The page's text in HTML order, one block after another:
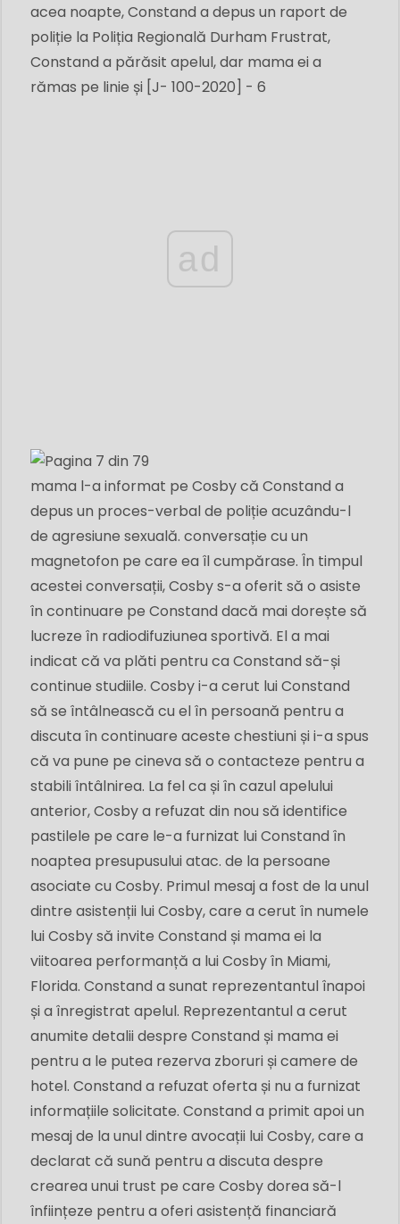
acea noapte, Constand a depus un raport de
poliție la Poliția Regională Durham Frustrat,
Constand a părăsit apelul, dar mama ei a
rămas pe linie și [J- 100-2020] - 6
ad
mama l-a informat pe Cosby că Constand a
depus un proces-verbal de poliție acuzându-l
de agresiune sexuală. conversație cu un
magnetofon pe care ea îl cumpărase. În timpul
acestei conversații, Cosby s-a oferit să o asiste
în continuare pe Constand dacă mai dorește să
lucreze în radiodifuziunea sportivă. El a mai
indicat că va plăti pentru ca Constand să-și
continue studiile. Cosby i-a cerut lui Constand
să se întâlnească cu el în persoană pentru a
discuta în continuare aceste chestiuni și i-a spus
că va pune pe cineva să o contacteze pentru a
stabili întâlnirea. La fel ca și în cazul apelului
anterior, Cosby a refuzat din nou să identifice
pastilele pe care le-a furnizat lui Constand în
noaptea presupusului atac. de la persoane
asociate cu Cosby. Primul mesaj a fost de la unul
dintre asistenții lui Cosby, care a cerut în numele
lui Cosby să invite Constand și mama ei la
viitoarea performanță a lui Cosby în Miami,
Florida. Constand a sunat reprezentantul înapoi
și a înregistrat apelul. Reprezentantul a cerut
anumite detalii despre Constand și mama ei
pentru a le putea rezerva zboruri și camere de
hotel. Constand a refuzat oferta și nu a furnizat
informațiile solicitate. Constand a primit apoi un
mesaj de la unul dintre avocații lui Cosby, care a
declarat că sună pentru a discuta despre
crearea unui trust pe care Cosby dorea să-l
înființeze pentru a oferi asistență financiară